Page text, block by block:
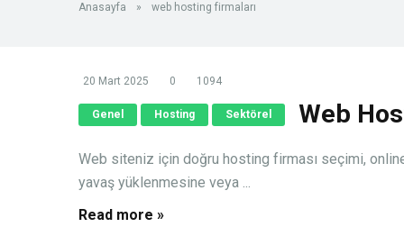
Anasayfa » web hosting firmaları
20 Mart 2025 0 1094
Genel Hosting Sektörel Web
Web siteniz için doğru hosting firması seçimi, online
yavaş yüklenmesine veya ...
Read more »